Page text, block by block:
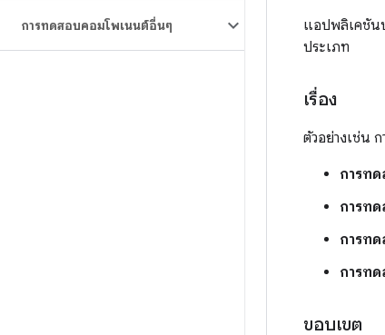
การทดสอบคอมโพเนนต์อื่นๆ
แอปพลิเคชัน
ประเภท
เรื่อง
ตัวอย่างเช่น
การท
การท
การท
การทด
ขอบเขต